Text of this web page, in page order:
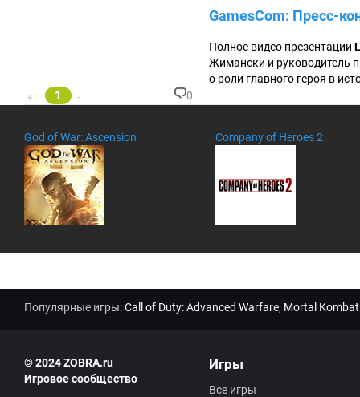
:
GamesCom: Пресс-
Полное видео презентации
Жимански и руководитель
о роли главного героя в
+
1 -
К
0
God of War: Ascension Company of Heroes 2
Популярные игры:Call of Duty: Advanced Warfare, Mortal
© 2024 ZOBRA.ru
Игровое сообщество
Игры
Все игры